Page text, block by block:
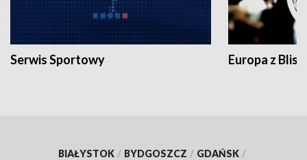
Serwis Sportowy Europa z
BIAŁYSTOK / BYDGOSZCZ / GDAŃSK /